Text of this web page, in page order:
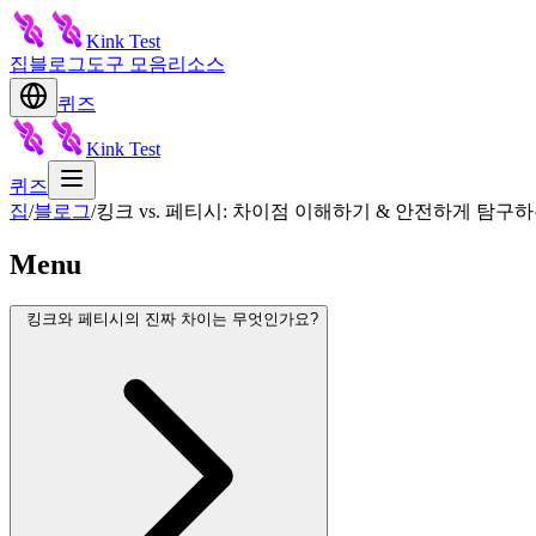
Kink Test
집블로그 도구 모음리소스
퀴즈
Kink Test
퀴즈
집/블로그/킹크 vs. 페티시: 차이점 이해하기 & 안전하게 탐구
Menu
킹크와 페티시의 진짜 차이는 무엇인가요?